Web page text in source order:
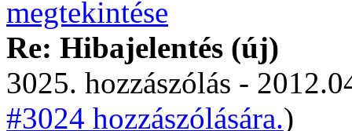
Re: Hibajelentés (új)
3025. hozzászólás -
#3024 hozzászólására.)